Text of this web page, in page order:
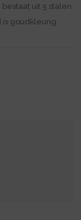
uit 5 stalen
is goudkleurig.